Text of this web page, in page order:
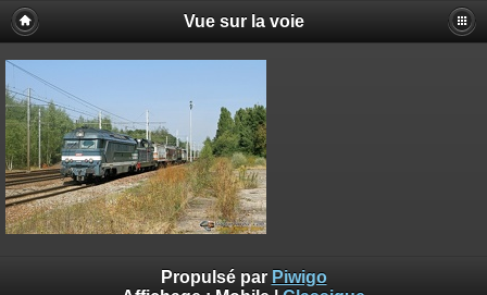
Vue sur la voie
Propulsé par Piwigo